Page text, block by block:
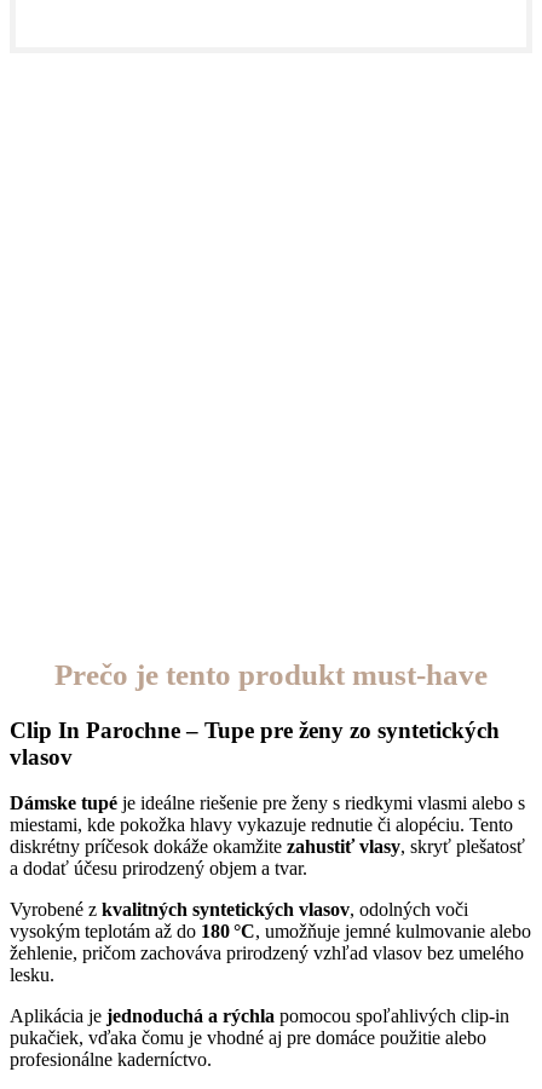
Prečo je tento produkt must-have
Clip In Parochne – Tupe pre ženy zo syntetických
vlasov
Dámske tupé je ideálne riešenie pre ženy s riedkymi vlasmi alebo s
miestami, kde pokožka hlavy vykazuje rednutie či alopéciu. Tento
diskrétny príčesok dokáže okamžite zahustiť vlasy, skryť plešatosť
a dodať účesu prirodzený objem a tvar.
Vyrobené z kvalitných syntetických vlasov, odolných voči
vysokým teplotám až do 180 °C, umožňuje jemné kulmovanie alebo
žehlenie, pričom zachováva prirodzený vzhľad vlasov bez umelého
lesku.
Aplikácia je jednoduchá a rýchla pomocou spoľahlivých clip-in
pukačiek, vďaka čomu je vhodné aj pre domáce použitie alebo
profesionálne kaderníctvo.